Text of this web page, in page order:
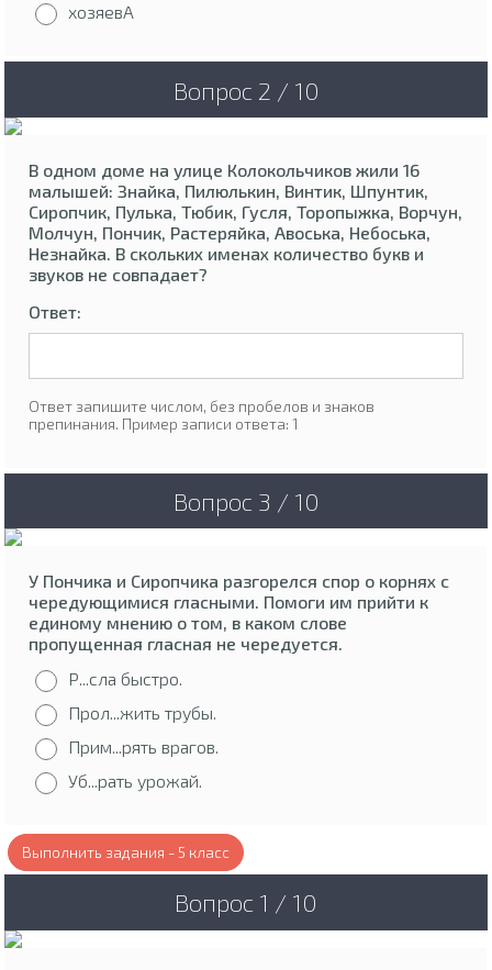
хозяевА
Вопрос 2 / 10
В одном доме на улице Колокольчиков жили 16
малышей: Знайка, Пилюлькин, Винтик, Шпунтик,
Сиропчик, Пулька, Тюбик, Гусля, Торопыжка, Ворчун,
Молчун, Пончик, Растеряйка, Авоська, Небоська,
Незнайка. В скольких именах количество букв и
звуков не совпадает?
Ответ:
Ответ запишите числом, без пробелов и знаков
препинания. Пример записи ответа: 1
Вопрос 3 / 10
У Пончика и Сиропчика разгорелся спор о корнях с
чередующимися гласными. Помоги им прийти к
единому мнению о том, в каком слове
пропущенная гласная не чередуется.
Р...сла быстро.
Прол...жить трубы.
Прим...рять врагов.
Уб...рать урожай.
Выполнить задания - 5 класс
Вопрос 1 / 10